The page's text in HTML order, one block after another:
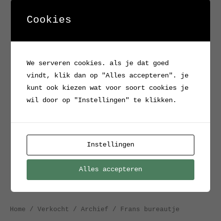
Home / Verkocht / Archief / Frans bureautje
Cookies
We serveren cookies. als je dat goed
vindt, klik dan op "Alles accepteren". je
kunt ook kiezen wat voor soort cookies je
wil door op "Instellingen" te klikken.
Instellingen
Alles accepteren